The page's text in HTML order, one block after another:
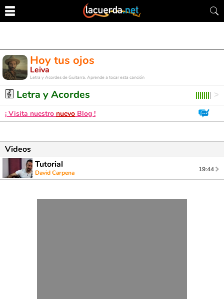
Hoy tus ojos
Leiva
Letra y Acordes de Guitarra. Aprende a tocar esta canción
Letra y Acordes
¡ Visita nuestro nuevo Blog !
Videos
Tutorial
David Carpena 19:44